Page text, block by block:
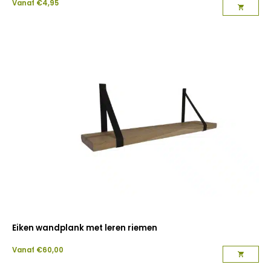
Vanaf €4,95
Eiken wandplank met leren riemen
Vanaf €60,00